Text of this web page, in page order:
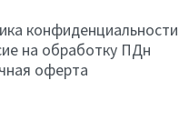
конфиденциальности
на обработку ПДн
оферта